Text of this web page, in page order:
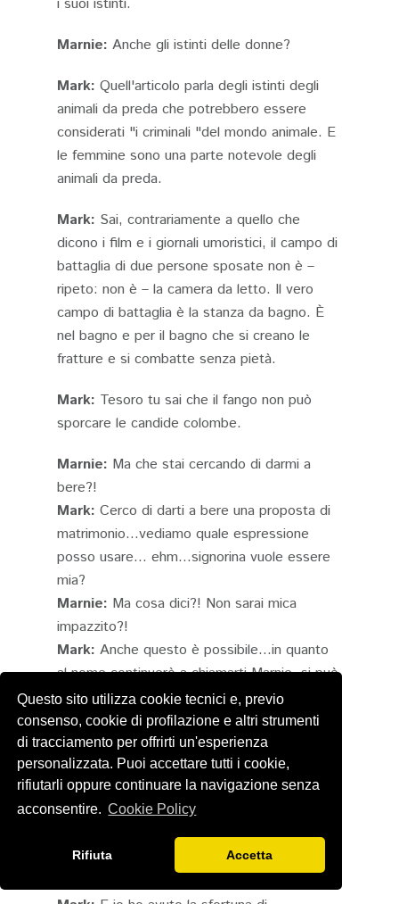
Questo sito utilizza cookie tecnici e, previo
consenso, cookie di profilazione e altri strumenti
di tracciamento per offrirti un'esperienza
personalizzata. Puoi accettare tutti i cookie,
rifiutarli oppure continuare la navigazione senza
acconsentire. Cookie Policy
Rifiuta Accetta
i suoi istinti.
Marnie: Anche gli istinti delle donne?
Mark: Quell'articolo parla degli istinti degli
animali da preda che potrebbero essere
considerati "i criminali "del mondo animale. E
le femmine sono una parte notevole degli
animali da preda.
Mark: Sai, contrariamente a quello che
dicono i film e i giornali umoristici, il campo di
battaglia di due persone sposate non è –
ripeto: non è – la camera da letto. Il vero
campo di battaglia è la stanza da bagno. È
nel bagno e per il bagno che si creano le
fratture e si combatte senza pietà.
Mark: Tesoro tu sai che il fango non può
sporcare le candide colombe.
Marnie: Ma che stai cercando di darmi a
bere?!
Mark: Cerco di darti a bere una proposta di
matrimonio...vediamo quale espressione
posso usare... ehm...signorina vuole essere
mia?
Marnie: Ma cosa dici?! Non sarai mica
impazzito?!
Mark: Anche questo è possibile...in quanto
al nome continuerò a chiamarti Marnie, si può
spiegare facilmente come un
vezzeggiativo...però il Taylor...dovrò sposarti
sotto il nome di Mary Taylor è perfettamente
legale e puoi anche firmare come Mary Smith
il certificato di matrimonio e rimani sempre e
legalmente sposata.
Ma allora non hai ancora capito! Io
sono Mary la ladra sono...sono una bugiarda,